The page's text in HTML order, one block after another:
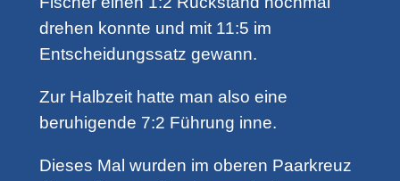
drehen konnte und mit 11:5 im
Entscheidungssatz gewann.
Zur Halbzeit hatte man also eine
beruhigende 7:2 Führung inne.
Dieses Mal wurden im oberen Paarkreuz